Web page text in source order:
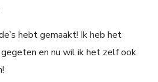
hebt gemaakt! Ik heb het
en nu wil ik het zelf ook